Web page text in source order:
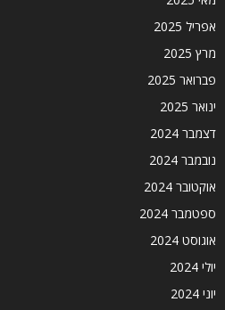
אפריל 2025
מרץ 2025
פברואר 2025
ינואר 2025
דצמבר 2024
נובמבר 2024
אוקטובר 2024
ספטמבר 2024
אוגוסט 2024
יולי 2024
יוני 2024